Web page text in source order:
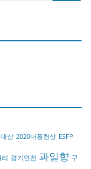
상 2020대통령상 ESFP
리 경기연천 과일향 구